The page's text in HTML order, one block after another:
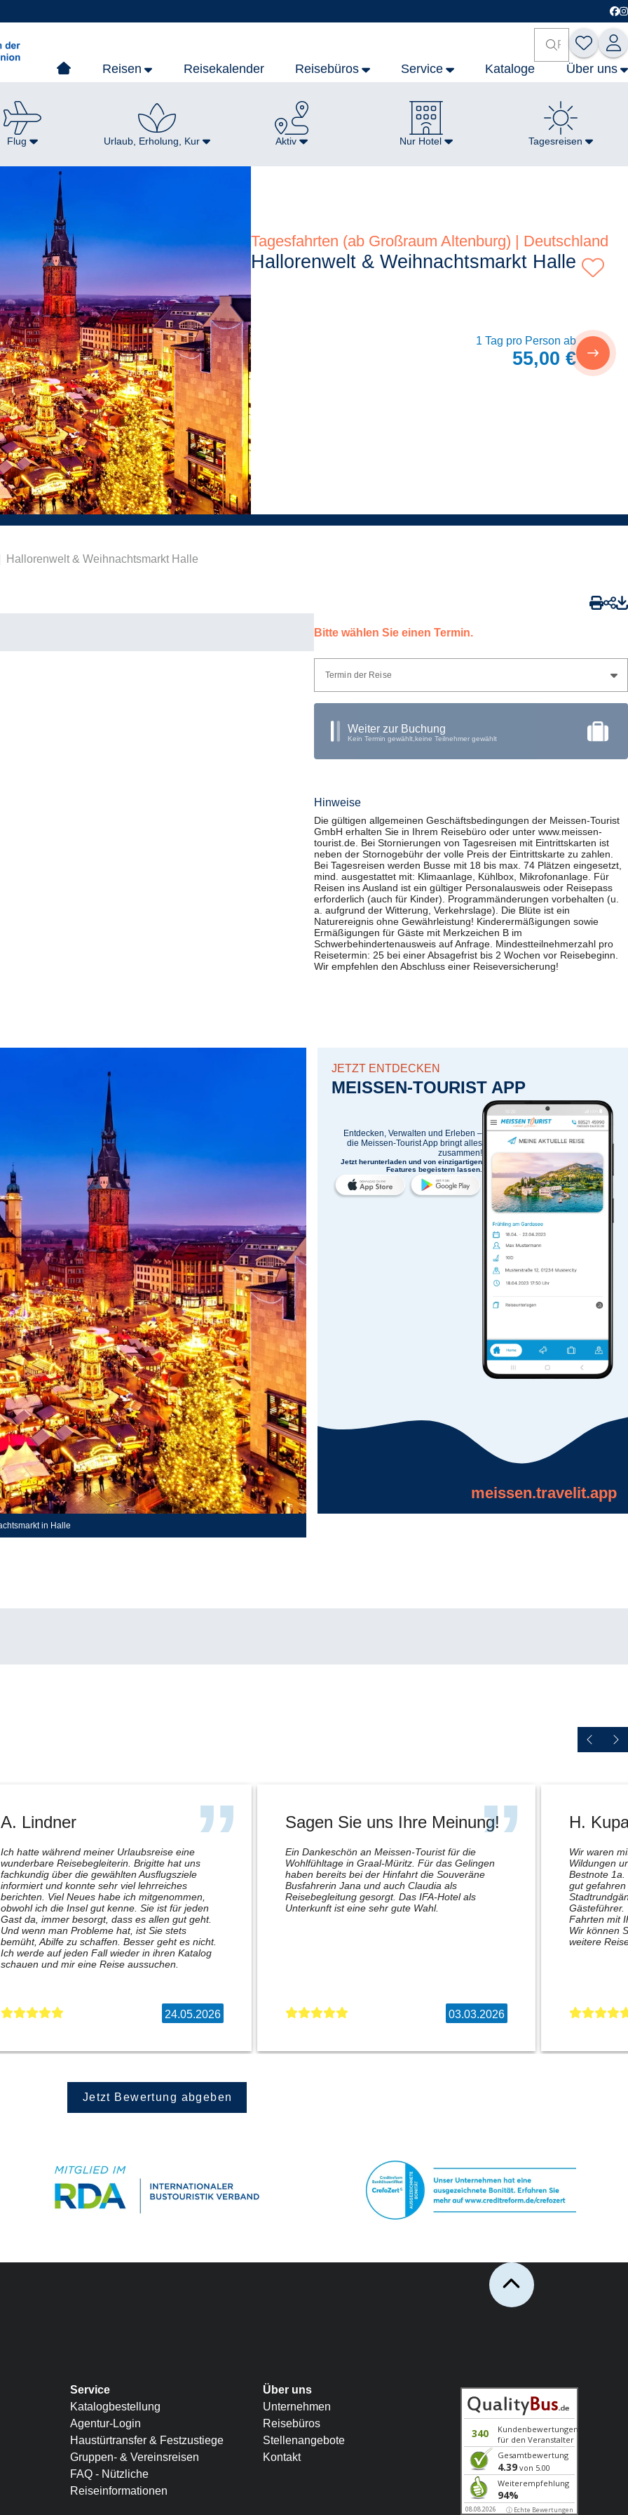
Reisen Reisekalender Reisebüros Service Kataloge Über uns
Flug Urlaub, Erholung, Kur Aktiv Nur Hotel Tagesreisen
Tagesfahrten (ab Großraum Altenburg) | Deutschland
Hallorenwelt & Weihnachtsmarkt Halle
1 Tag pro Person ab
55,00 €
Hallorenwelt & Weihnachtsmarkt Halle
Bitte wählen Sie einen Termin.
Termin der Reise
Weiter zur Buchung
Kein Termin gewählt, keine Teilnehmer gewählt
Hinweise
Die gültigen allgemeinen Geschäftsbedingungen der Meissen-Tourist
GmbH erhalten Sie in Ihrem Reisebüro oder unter www.meissen-
tourist.de. Bei Stornierungen von Tagesreisen mit Eintrittskarten ist
neben der Stornogebühr der volle Preis der Eintrittskarte zu zahlen.
Bei Tagesreisen werden Busse mit 18 bis max. 74 Plätzen eingesetzt,
mind. ausgestattet mit: Klimaanlage, Kühlbox, Mikrofonanlage. Für
Reisen ins Ausland ist ein gültiger Personalausweis oder Reisepass
erforderlich (auch für Kinder). Programmänderungen vorbehalten (u.
a. aufgrund der Witterung, Verkehrslage). Die Blüte ist ein
Naturereignis ohne Gewährleistung! Kinderermäßigungen sowie
Ermäßigungen für Gäste mit Merkzeichen B im
Schwerbehindertenausweis auf Anfrage. Mindestteilnehmerzahl pro
Reisetermin: 25 bei einer Absagefrist bis 2 Wochen vor Reisebeginn.
Wir empfehlen den Abschluss einer Reiseversicherung!
in Halle
JETZT ENTDECKEN
MEISSEN-TOURIST APP
Entdecken, Verwalten und Erleben –
die Meissen-Tourist App bringt alles
zusammen!
Jetzt herunterladen und von einzigartigen
Features begeistern lassen.
meissen.travelit.app
A. Lindner
Ich hatte während meiner Urlaubsreise eine
wunderbare Reisebegleiterin. Brigitte hat uns
fachkundig über die gewählten Ausflugsziele
informiert und konnte sehr viel lehrreiches
berichten. Viel Neues habe ich mitgenommen,
obwohl ich die Insel gut kenne. Sie ist für jeden
Gast da, immer besorgt, dass es allen gut geht.
Und wenn man Probleme hat, ist Sie stets
bemüht, Abilfe zu schaffen. Besser geht es nicht.
Ich werde auf jeden Fall wieder in ihren Katalog
schauen und mir eine Reise aussuchen.
24.05.2026
Sagen Sie uns Ihre Meinung!
Ein Dankeschön an Meissen-Tourist für die
Wohlfühltage in Graal-Müritz. Für das Gelingen
haben bereits bei der Hinfahrt die Souveräne
Busfahrerin Jana und auch Claudia als
Reisebegleitung gesorgt. Das IFA-Hotel als
Unterkunft ist eine sehr gute Wahl.
03.03.2026
H.
Wir waren
Wildungen
Bestnote
gut
Gästeführer.
Fahrten mit
Wir können
weitere
Jetzt Bewertung abgeben
Service
Katalogbestellung
Agentur-Login
Haustürtransfer & Festzustiege
Gruppen- & Vereinsreisen
FAQ - Nützliche
Reiseinformationen
Über uns
Unternehmen
Reisebüros
Stellenangebote
Kontakt